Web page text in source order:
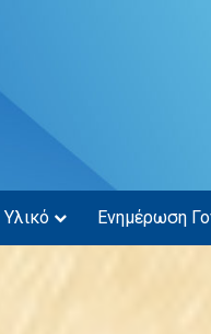
Υλικό Ενημέρωση